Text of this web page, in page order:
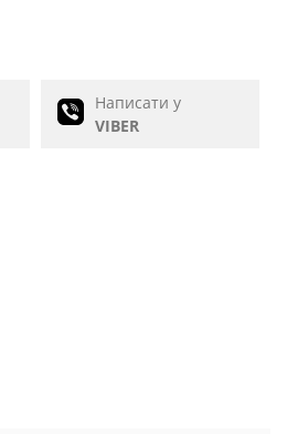
Написати у
VIBER